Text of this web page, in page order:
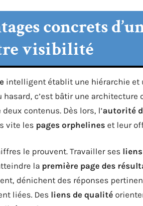
concrets
visibilité
intelligent établit une hiérarchie et
c’est bâtir une architecture
contenus. Dès lors, l’autorité
vite les pages orphelines et leur
le prouvent. Travailler ses
la première page des
dénichent des réponses
liées. Des liens de qualité